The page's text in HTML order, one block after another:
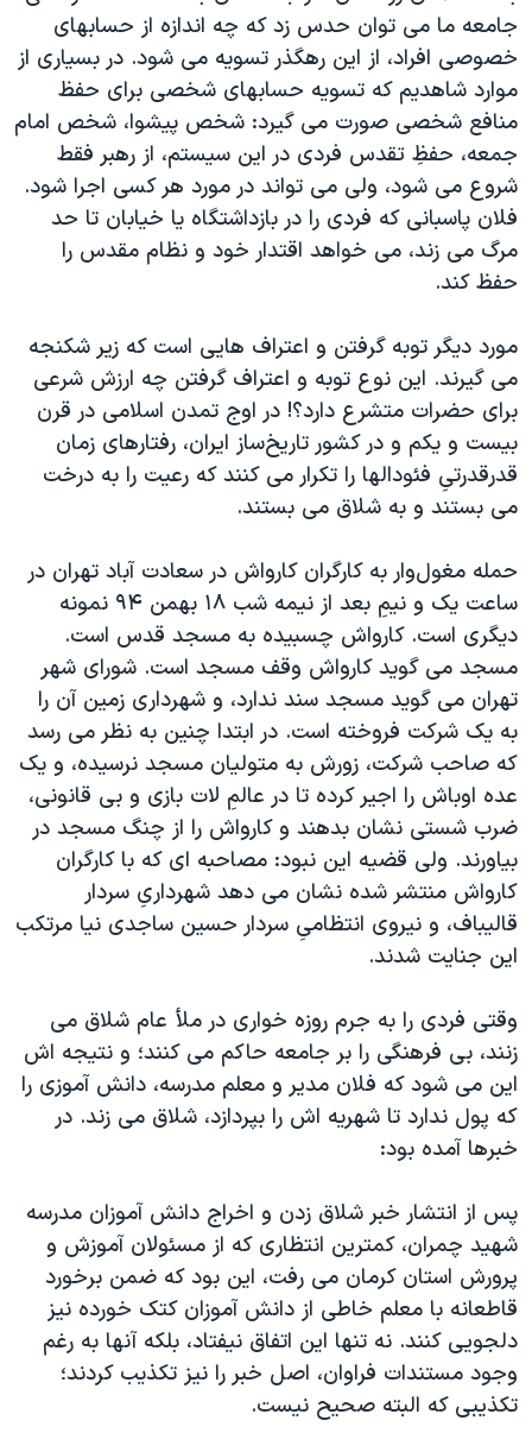
جامعه ما می توان حدس زد که چه اندازه از حسابهای
خصوصی افراد، از این رهگذر تسویه می شود. در بسیاری از
موارد شاهدیم که تسویه حسابهای شخصی برای حفظ
منافع شخصی صورت می گیرد: شخص پیشوا، شخص امام
جمعه، حفظِ تقدس فردی در این سیستم، از رهبر فقط
شروع می شود، ولی می تواند در مورد هر کسی اجرا شود.
فلان پاسبانی که فردی را در بازداشتگاه یا خیابان تا حد
مرگ می زند، می خواهد اقتدار خود و نظام مقدس را
حفظ کند.
مورد دیگر توبه گرفتن و اعتراف هایی است که زیر شکنجه
می گیرند. این نوع توبه و اعتراف گرفتن چه ارزش شرعی
برای حضرات متشرع دارد؟! در اوج تمدن اسلامی در قرن
بیست و یکم و در کشور تاریخ‌ساز ایران، رفتارهای زمان
قدرقدرتیِ فئودالها را تکرار می کنند که رعیت را به درخت
می بستند و به شلاق می بستند.
حمله مغول‌وار به کارگران کارواش در سعادت آباد تهران در
ساعت یک و نیمِ بعد از نیمه شب ۱۸ بهمن ۹۴ نمونه
دیگری است. کارواش چسبیده به مسجد قدس است.
مسجد می گوید کارواش وقف مسجد است. شورای شهر
تهران می گوید مسجد سند ندارد، و شهرداری زمین آن را
به یک شرکت فروخته است. در ابتدا چنین به نظر می رسد
که صاحب شرکت، زورش به متولیان مسجد نرسیده، و یک
عده اوباش را اجیر کرده تا در عالمِ لات بازی و بی قانونی،
ضرب شستی نشان بدهند و کارواش را از چنگ مسجد در
بیاورند. ولی قضیه این نبود: مصاحبه ای که با کارگران
کارواش منتشر شده نشان می دهد شهرداریِ سردار
قالیباف، و نیروی انتظامیِ سردار حسین ساجدی نیا مرتکب
این جنایت شدند.
وقتی فردی را به جرم روزه خواری در ملأ عام شلاق می
زنند، بی فرهنگی را بر جامعه حاکم می کنند؛ و نتیجه اش
این می شود که فلان مدیر و معلم مدرسه، دانش آموزی را
که پول ندارد تا شهریه اش را بپردازد، شلاق می زند. در
خبرها آمده بود:
پس از انتشار خبر شلاق زدن و اخراج دانش آموزان مدرسه
شهید چمران، کمترین انتظاری که از مسئولان آموزش و
پرورش استان کرمان می رفت، این بود که ضمن برخورد
قاطعانه با معلم خاطی از دانش آموزان کتک خورده نیز
دلجویی کنند. نه تنها این اتفاق نیفتاد، بلکه آنها به رغم
وجود مستندات فراوان، اصل خبر را نیز تکذیب کردند؛
تکذیبی که البته صحیح نیست.